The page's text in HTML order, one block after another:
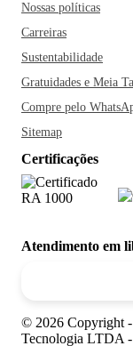
Nossas políticas
Carreiras
Sustentabilidade
Gratuidades e Meia
Compre pelo
Sitemap
Certificações
Atendimento em
© 2026 Copyright -
Tecnologia LTDA